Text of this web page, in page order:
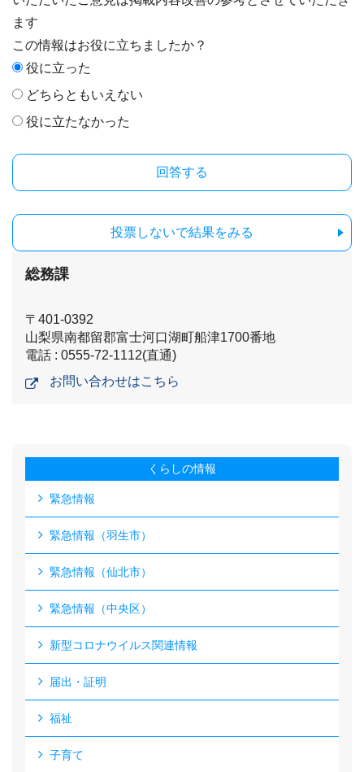
ます
この情報はお役に立ちましたか？
役に立った
どちらともいえない
役に立たなかった
投票しないで結果をみる
総務課
〒401-0392
山梨県南都留郡富士河口湖町船津1700番地
電話 : 0555-72-1112(直通)
お問い合わせはこちら
くらしの情報
緊急情報
緊急情報（羽生市）
緊急情報（仙北市）
緊急情報（中央区）
新型コロナウイルス関連情報
届出・証明
福祉
子育て